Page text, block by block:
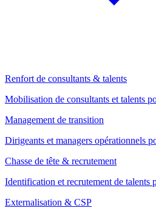
Renfort de consultants & talents
Mobilisation de consultants et talents
Management de transition
Dirigeants et managers opérationnels
Chasse de tête & recrutement
Identification et recrutement de talents
Externalisation & CSP